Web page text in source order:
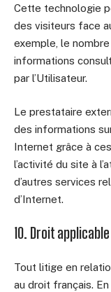
Cette technologie
des visiteurs face
exemple, le
informations
par l’Utilisateur.
Le prestataire
des informations
Internet grâce à
l’activité du site à
d’autres services
d’Internet.
10. Droit
Tout litige en
au droit français.